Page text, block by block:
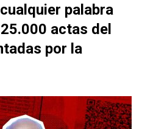
palabra
actas del
por la